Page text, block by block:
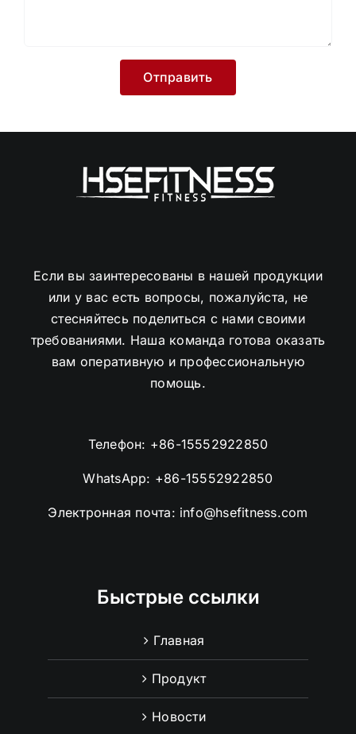
Если вы заинтересованы в нашей продукции
или у вас есть вопросы, пожалуйста, не
стесняйтесь поделиться с нами своими
требованиями. Наша команда готова оказать
вам оперативную и профессиональную
помощь.
Телефон: +86-15552922850
WhatsApp: +86-15552922850
Электронная почта: info@hsefitness.com
Быстрые ссылки
Главная
Продукт
Новости